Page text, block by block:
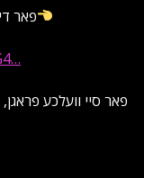
פאר
פאר סיי וועלכע